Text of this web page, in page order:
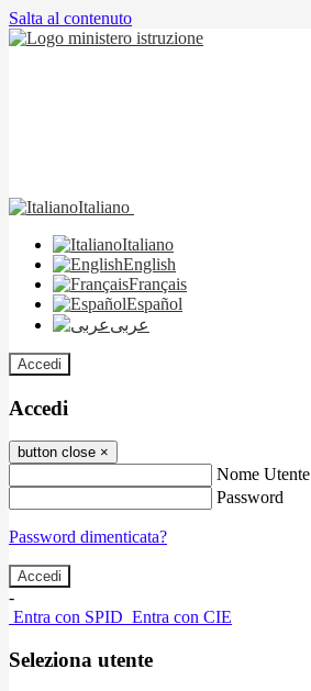
Salta al contenuto
Italiano
Italiano
English
Français
Español
عربى
Accedi
Accedi
button close ×
Nome Utente
Password
Password dimenticata?
-
Entra con SPID Entra con CIE
Seleziona utente